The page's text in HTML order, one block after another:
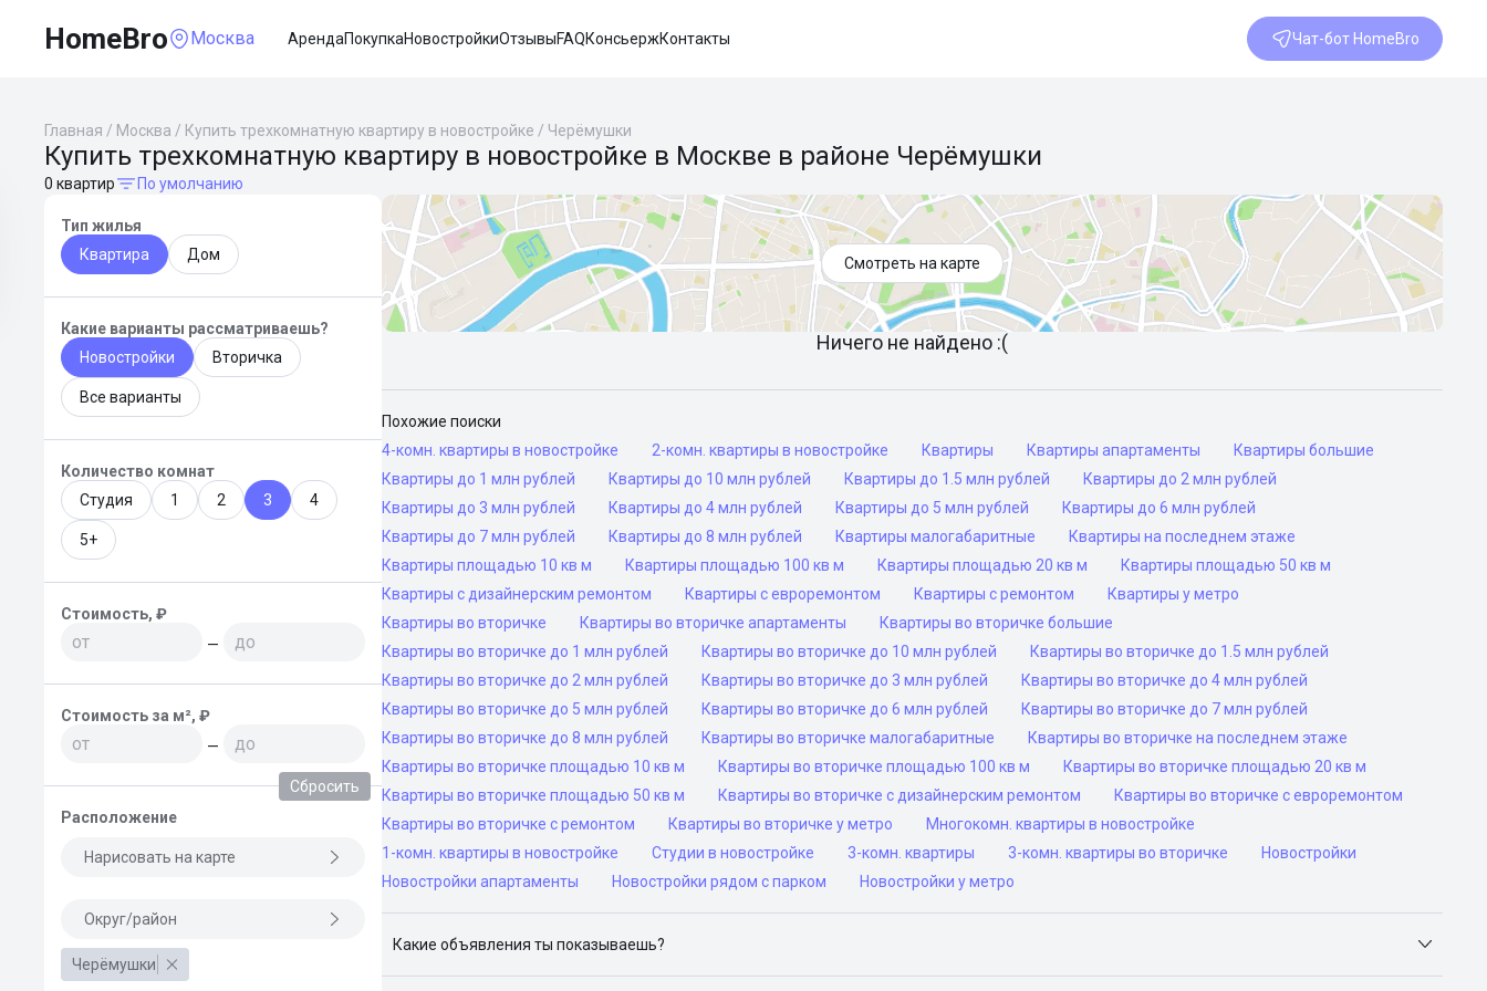
HomeBro Москва АрендаПокупкаНовостройкиОтзывыFAQКонсьержКонтакты Чат-бот HomeBro
Главная / Москва / Купить трехкомнатную квартиру в новостройке / Черёмушки
Купить трехкомнатную квартиру в новостройке в Москве в районе Черёмушки
0 квартир По умолчанию
Тип жилья
Квартира
Дом
Какие варианты рассматриваешь?
Новостройки
Вторичка
Все варианты
Количество комнат
Студия
1 2 3 4
5+
Стоимость, ₽
—
Стоимость за м², ₽
—
Сбросить
Расположение
Нарисовать на карте
Округ/район
Черёмушки
Смотреть на карте
Ничего не найдено :(
Похожие поиски
4-комн. квартиры в новостройке
2-комн. квартиры в новостройке Квартиры Квартиры апартаменты
Квартиры большие
Квартиры до 1 млн рублей
Квартиры до 10 млн рублей Квартиры до 1.5 млн рублей
Квартиры до 2 млн рублей
Квартиры до 3 млн рублей
Квартиры до 4 млн рублей Квартиры до 5 млн рублей
Квартиры до 6 млн рублей
Квартиры до 7 млн рублей
Квартиры до 8 млн рублей Квартиры малогабаритные
Квартиры на последнем этаже
Квартиры площадью 10 кв м
Квартиры площадью 100 кв м Квартиры площадью 20 кв м
Квартиры площадью 50 кв м
Квартиры с дизайнерским ремонтом
Квартиры с евроремонтом Квартиры с ремонтом
Квартиры у метро
Квартиры во вторичке
Квартиры во вторичке апартаменты
Квартиры во вторичке большие
Квартиры во вторичке до 1 млн рублей
Квартиры во вторичке до 10 млн рублей
Квартиры во вторичке до 1.5 млн рублей
Квартиры во вторичке до 2 млн рублей
Квартиры во вторичке до 3 млн рублей
Квартиры во вторичке до 4 млн рублей
Квартиры во вторичке до 5 млн рублей
Квартиры во вторичке до 6 млн рублей
Квартиры во вторичке до 7 млн рублей
Квартиры во вторичке до 8 млн рублей
Квартиры во вторичке малогабаритные
Квартиры во вторичке на последнем этаже
Квартиры во вторичке площадью 10 кв м
Квартиры во вторичке площадью 100 кв м
Квартиры во вторичке площадью 20 кв м
Квартиры во вторичке площадью 50 кв м
Квартиры во вторичке с дизайнерским ремонтом
Квартиры во вторичке с евроремонтом
Квартиры во вторичке с ремонтом
Квартиры во вторичке у метро
Многокомн. квартиры в новостройке
1-комн. квартиры в новостройке
Студии в новостройке 3-комн. квартиры 3-комн. квартиры во вторичке
Новостройки
Новостройки апартаменты
Новостройки рядом с парком Новостройки у метро
Какие объявления ты показываешь?